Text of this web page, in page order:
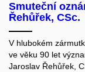
Smuteční
Řehůřek, CSc.
V hlubokém
ve věku 90 let
Jaroslav Řehůřek,